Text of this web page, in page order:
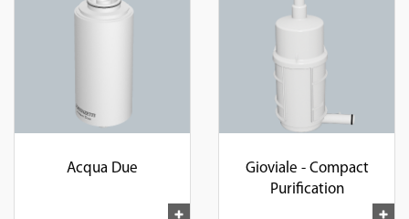
Acqua Due
Gioviale - Compact
Purification